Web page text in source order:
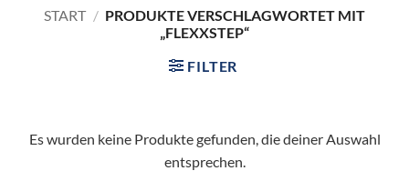
START / PRODUKTE VERSCHLAGWORTET MIT
„FLEXXSTEP“
FILTER
Es wurden keine Produkte gefunden, die deiner Auswahl
entsprechen.